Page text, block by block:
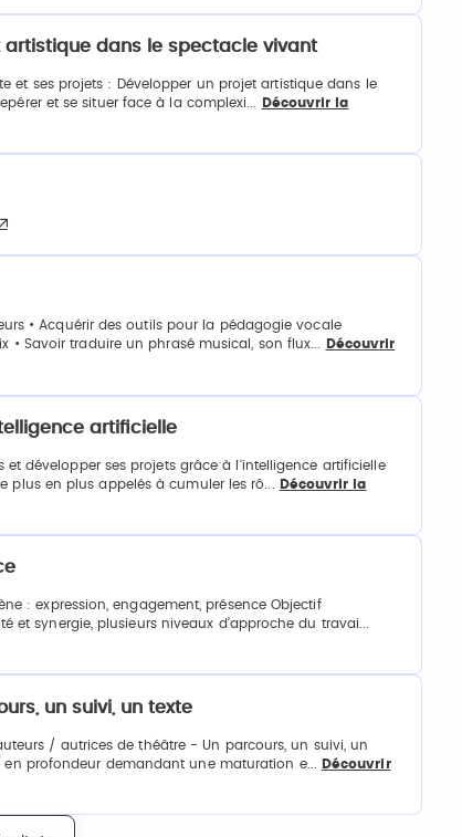
artistique dans le spectacle vivant
et ses projets : Développer un projet artistique dans le
et se situer face à la complexi...
Découvrir la
• Acquérir des outils pour la pédagogie vocale
• Savoir traduire un phrasé musical, son flux...
Découvrir
artificielle
développer ses projets grâce à l'intelligence artificielle
plus en plus appelés à cumuler les rô...
Découvrir la
: expression, engagement, présence Objectif
et synergie, plusieurs niveaux d’approche du travai...
un suivi, un texte
/ autrices de théâtre - Un parcours, un suivi, un
en profondeur demandant une maturation e...
Découvrir